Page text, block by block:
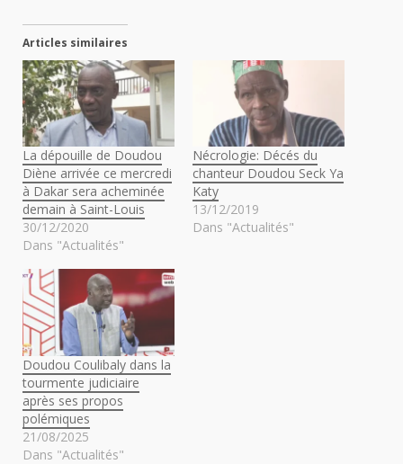
Articles similaires
La dépouille de Doudou
Diène arrivée ce mercredi
à Dakar sera acheminée
demain à Saint-Louis
30/12/2020
Dans "Actualités"
Nécrologie: Décés du
chanteur Doudou Seck Ya
Katy
13/12/2019
Dans "Actualités"
Doudou Coulibaly dans la
tourmente judiciaire
après ses propos
polémiques
21/08/2025
Dans "Actualités"